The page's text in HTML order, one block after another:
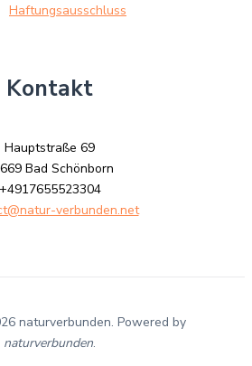
Haftungsausschluss
Kontakt
Hauptstraße 69
Bad Schönborn
+4917655523304
verbunden.net
naturverbunden. Powered by
naturverbunden.